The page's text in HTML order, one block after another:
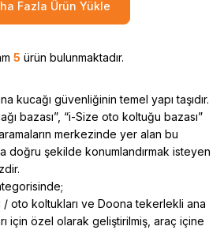
Fazla Ürün Yükle
5 ürün bulunmaktadır.
kucağı güvenliğinin temel yapı taşıdır.
bazası”, “i-Size oto koltuğu bazası”
merkezinde yer alan bu
doğru şekilde konumlandırmak isteyen
/ oto koltukları ve Doona tekerlekli ana
için özel olarak geliştirilmiş, araç içine